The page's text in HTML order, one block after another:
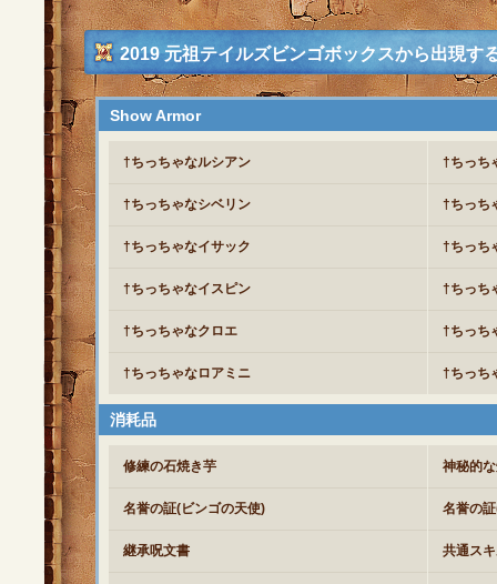
2019 元祖テイルズビンゴボックスから出現す
Show Armor
†ちっちゃなルシアン †ちっち
†ちっちゃなシベリン †ちっち
†ちっちゃなイサック †ちっち
†ちっちゃなイスピン †ちっち
†ちっちゃなクロエ †ちっち
†ちっちゃなロアミニ †ちっち
消耗品
修練の石焼き芋 神秘的
名誉の証(ビンゴの天使) 名誉の
継承呪文書 共通ス